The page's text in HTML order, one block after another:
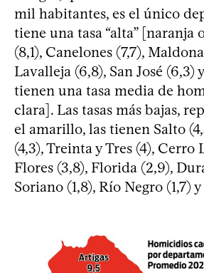
mil habitantes, es el único
tiene una tasa “alta” [naranja
(8,1), Canelones (7,7),
Lavalleja (6,8), San José (6,3)
tienen una tasa media de
clara]. Las tasas más bajas,
el amarillo, las tienen Salto
(4,3), Treinta y Tres (4), Cerro
Flores (3,8), Florida (2,9),
Soriano (1,8), Río Negro (1,7)